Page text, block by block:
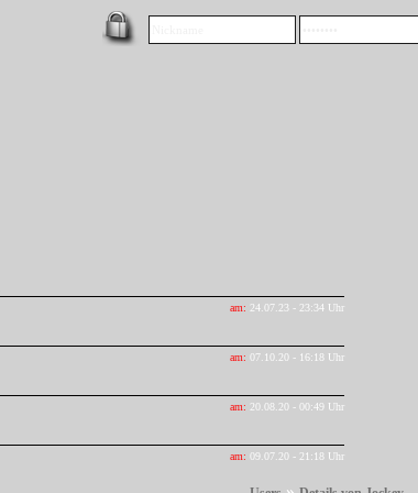
am: 24.07.23 - 23:34 Uhr
am: 07.10.20 - 16:18 Uhr
am: 20.08.20 - 00:49 Uhr
am: 09.07.20 - 21:18 Uhr